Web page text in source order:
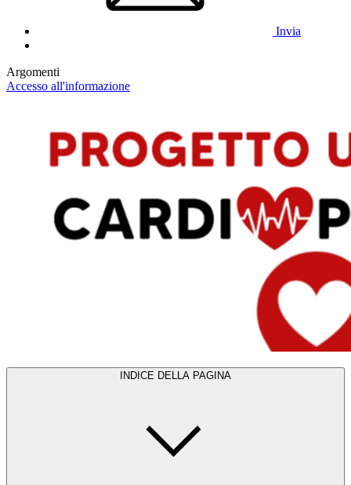
Invia
Argomenti
Accesso all'informazione
INDICE DELLA PAGINA